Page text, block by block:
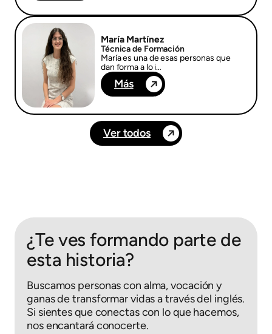
María Martínez
Técnica de Formación
María es una de esas personas que
dan forma a lo i…
Más
Ver todos
¿Te ves formando parte de
esta historia?
Buscamos personas con alma, vocación y
ganas de transformar vidas a través del inglés.
Si sientes que conectas con lo que hacemos,
nos encantará conocerte.